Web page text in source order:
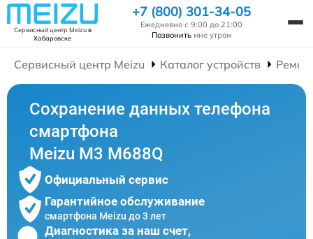
Сервисный центр Meizuв
Хабаровске
+7 (800) 301-34-05
Ежедневно с 9:00 до 21:00
Позвонить мне утром
Сервисный центр Meizu Каталог устройств
Сохранение данных телефона
смартфона
Meizu M3 M688Q
Официальный сервис
Гарантийное обслуживание
смартфона Meizu до 3 лет
Диагностика за наш счет,